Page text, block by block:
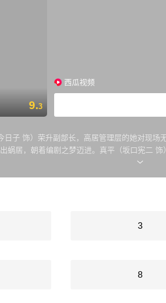
9.3
西瓜视频
子 饰）荣升副部长，高居管理层的她对现
居，朝着编剧之梦迈进。真平（坂口宪二
甩掉千明的青年编剧凉太（加濑亮 饰）突
3
8